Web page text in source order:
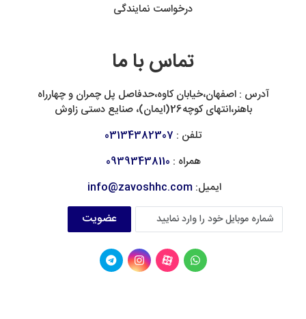
درخواست نمایندگی
تماس با ما
آدرس : اصفهان،خیابان کاوه،حدفاصل پل چمران و چهارراه
باهنر،انتهای کوچه26(ایمان)، صنایع دستی زاوش
تلفن : 03134382307
همراه : 09393438110
ایمیل: info@zavoshhc.com
عضویت